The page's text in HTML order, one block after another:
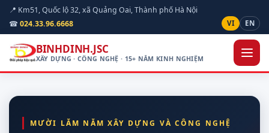
📍 Km51, Quốc lộ 32, xã Quảng Oai, Thành phố Hà Nội
☎ 024.33.96.6668 VI EN
BINHDINH.JSC
XÂY DỰNG · CÔNG NGHỆ · 15+ NĂM KINH NGHIỆM
MƯỜI LĂM NĂM XÂY DỰNG VÀ CÔNG NGHỆ